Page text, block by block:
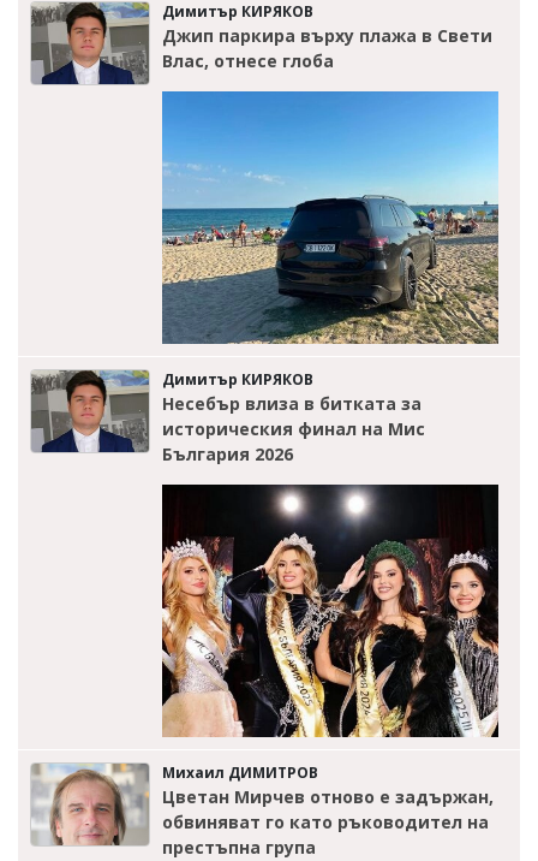
Димитър КИРЯКОВ
Джип паркира върху плажа в Свети
Влас, отнесе глоба
Димитър КИРЯКОВ
Несебър влиза в битката за
историческия финал на Мис
България 2026
Михаил ДИМИТРОВ
Цветан Мирчев отново е задържан,
обвиняват го като ръководител на
престъпна група